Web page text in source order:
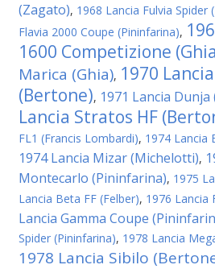
(Zagato), 1968 Lancia Fulvia Spider
Flavia 2000 Coupe (Pininfarina),
1600 Competizione
Marica (Ghia), 1970
(Bertone), 1971 Lancia Dunja
Lancia Stratos HF
FL1 (Francis Lombardi), 1974 Lancia
1974 Lancia Mizar (Michelotti),
Montecarlo (Pininfarina), 1975
Lancia Beta FF (Felber), 1976 Lancia
Lancia Gamma Coupe
Spider (Pininfarina), 1978 Lancia
1978 Lancia Sibilo